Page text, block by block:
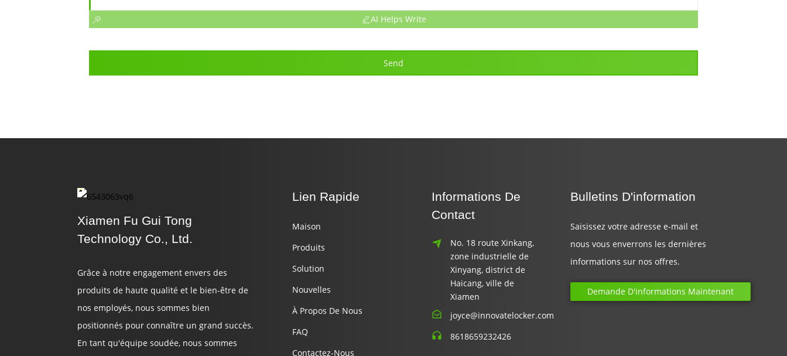
AI Helps Write
Send
Xiamen Fu Gui Tong
Technology Co., Ltd.
Grâce à notre engagement envers des
produits de haute qualité et le bien-être de
nos employés, nous sommes bien
positionnés pour connaître un grand succès.
En tant qu'équipe soudée, nous sommes
Lien Rapide
Maison
Produits
Solution
Nouvelles
À Propos De Nous
FAQ
Contactez-Nous
Informations De
Contact
No. 18 route Xinkang,
zone industrielle de
Xinyang, district de
Haicang, ville de
Xiamen
joyce@innovatelocker.com
8618659232426
Bulletins D'information
Saisissez votre adresse e-mail et
nous vous enverrons les dernières
informations sur nos offres.
Demande D'informations Maintenant